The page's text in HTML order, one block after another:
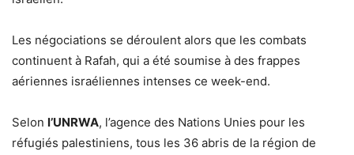
Les négociations se déroulent alors que les combats
continuent à Rafah, qui a été soumise à des frappes
aériennes israéliennes intenses ce week-end.
Selon l’UNRWA, l’agence des Nations Unies pour les
réfugiés palestiniens, tous les 36 abris de la région de